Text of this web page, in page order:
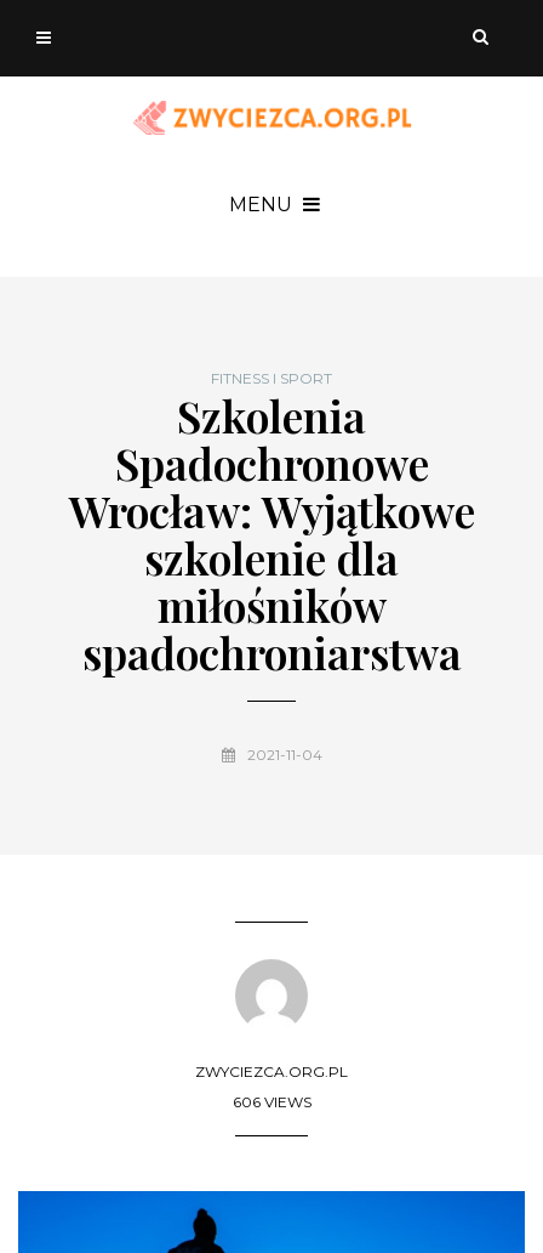
MENU
FITNESS I SPORT
Szkolenia
Spadochronowe
Wrocław: Wyjątkowe
szkolenie dla
miłośników
spadochroniarstwa
2021-11-04
ZWYCIEZCA.ORG.PL
606 VIEWS